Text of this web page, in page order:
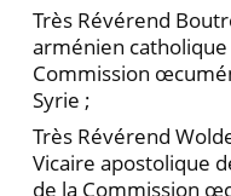
Très Révérend
arménien catholique
Commission
Syrie ;
Très Révérend
Vicaire apostolique
de la Commission